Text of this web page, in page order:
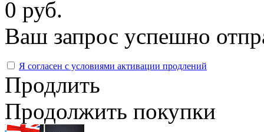
0 руб.
Ваш запрос успешно
Я согласен с условиями активации продлений
Продлить
Продолжить покупки